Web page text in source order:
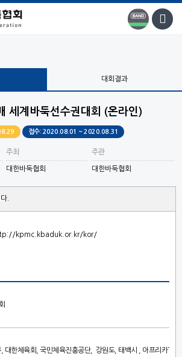
대회결과
세계바둑선수권대회 (온라인)
접수: 2020.08.01 ~ 2020.08.31
주최
대한바둑협회
주관
대한바둑협회
.
kpmc.kbaduk.or.kr/kor/
, 대한체육회 , 국민체육진흥공단, 강원도, 태백시 , 아프리카TV